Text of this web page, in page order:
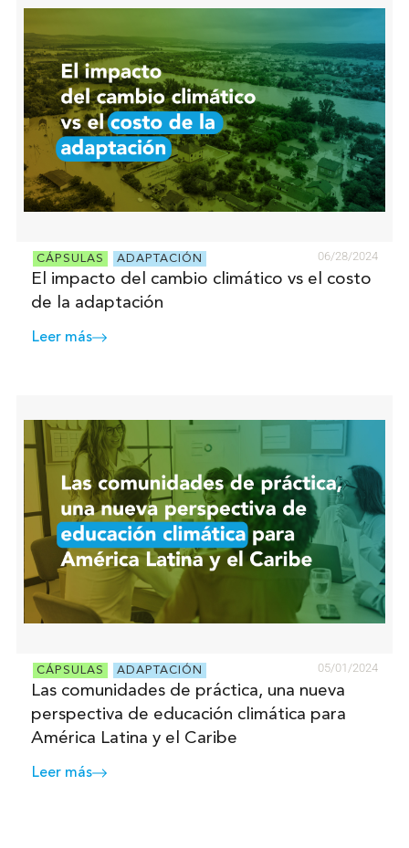
CÁPSULAS ADAPTACIÓN 06/28/2024
El impacto del cambio climático vs el costo
de la adaptación
Leer más
CÁPSULAS ADAPTACIÓN 05/01/2024
Las comunidades de práctica, una nueva
perspectiva de educación climática para
América Latina y el Caribe
Leer más